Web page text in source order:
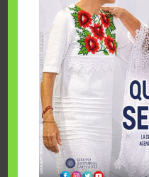
Fairmont Mayakoba y
esfuerzos para hacer